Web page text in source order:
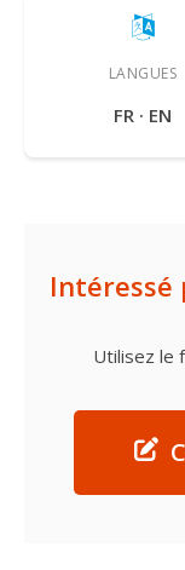
LANGUES
FR · EN
Intéressé
Utilisez le